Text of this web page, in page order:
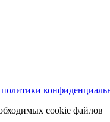
политики
cookie файлов